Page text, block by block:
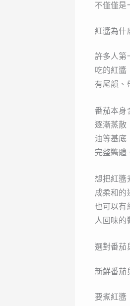
不僅僅是
紅醬為什
許多人第
吃的紅醬
有尾韻、
番茄本身
逐漸蒸散
油等基底
完整醬體
想把紅醬
成柔和的
也可以有
人回味的
選對番茄
新鮮番茄
要煮紅醬